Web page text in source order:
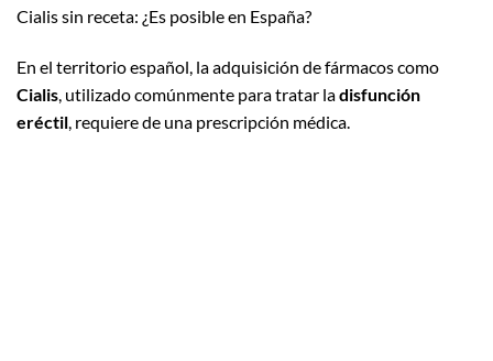
Cialis sin receta: ¿Es posible en España?
En el territorio español, la adquisición de fármacos como
Cialis, utilizado comúnmente para tratar ladisfunción
eréctil, requiere de una prescripción médica.